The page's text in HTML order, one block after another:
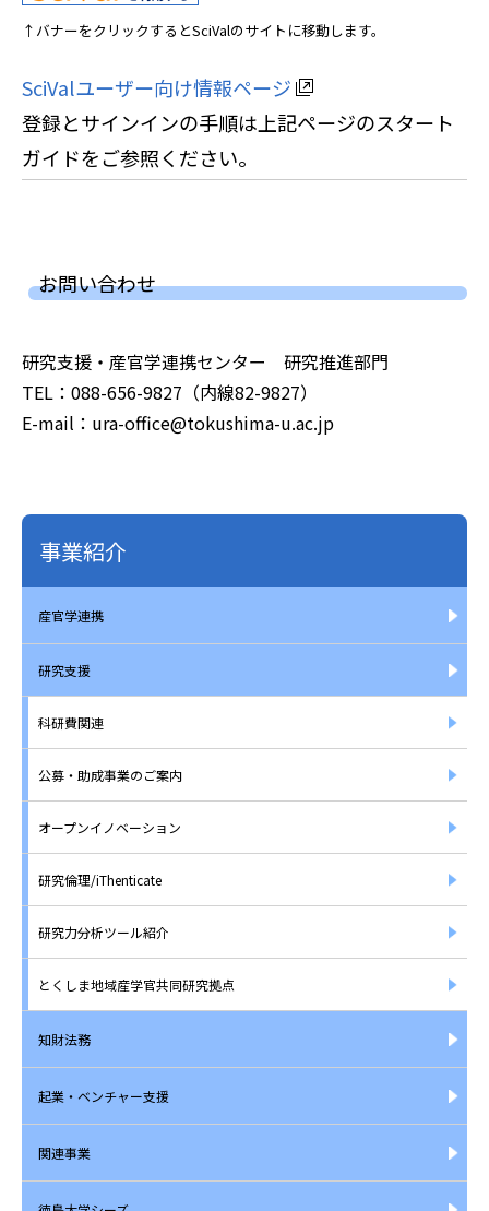
↑バナーをクリックするとSciValのサイトに移動します。
SciValユーザー向け情報ページ
登録とサインインの手順は上記ページのスタート
ガイドをご参照ください。
お問い合わせ
研究支援・産官学連携センター 研究推進部門
TEL：088-656-9827（内線82-9827）
E-mail：ura-office@tokushima-u.ac.jp
事業紹介
産官学連携
研究支援
科研費関連
公募・助成事業のご案内
オープンイノベーション
研究倫理/iThenticate
研究力分析ツール紹介
とくしま地域産学官共同研究拠点
知財法務
起業・ベンチャー支援
関連事業